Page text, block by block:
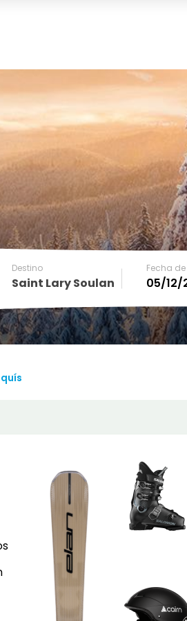
Destino
Saint Lary Soulan
Fecha
December
MON TUE WED THU FRI SAT
29 30